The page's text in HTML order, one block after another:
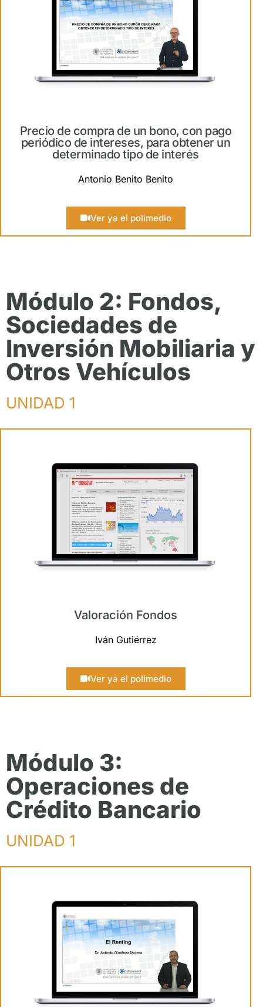
Precio de compra de un bono, con pago
periódico de intereses, para obtener un
determinado tipo de interés
Antonio Benito Benito
Ver ya el polimedio
Módulo 2: Fondos,
Sociedades de
Inversión Mobiliaria y
Otros Vehículos
UNIDAD 1
Valoración Fondos
Iván Gutiérrez
Ver ya el polimedio
Módulo 3:
Operaciones de
Crédito Bancario
UNIDAD 1